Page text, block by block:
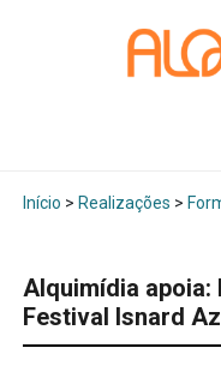
Início > Realizações >
Alquimídia apoia:
Festival Isnard